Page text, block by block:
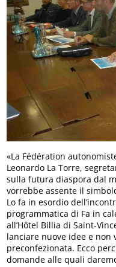
«La Fédération
Leonardo La Torre,
sulla futura diaspora dal
vorrebbe assente il
Lo fa in esordio
programmatica di Fa in
all’Hôtel Billia di Saint-
lanciare nuove idee e non
preconfezionata. Ecco
domande alle quali